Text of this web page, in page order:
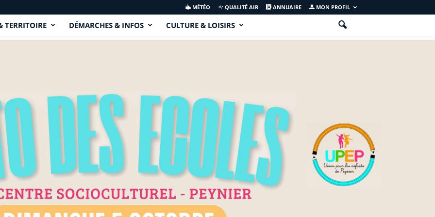
MÉTÉO QUALITÉ AIR ANNUAIRE MON PROFIL
TERRITOIRE DÉMARCHES & INFOS CULTURE & LOISIRS